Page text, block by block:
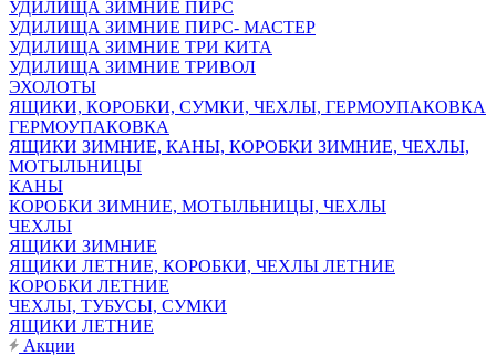
УДИЛИЩА ЗИМНИЕ ПИРС
УДИЛИЩА ЗИМНИЕ ПИРС- МАСТЕР
УДИЛИЩА ЗИМНИЕ ТРИ КИТА
УДИЛИЩА ЗИМНИЕ ТРИВОЛ
ЭХОЛОТЫ
ЯЩИКИ, КОРОБКИ, СУМКИ, ЧЕХЛЫ, ГЕРМОУПАКОВКА
ГЕРМОУПАКОВКА
ЯЩИКИ ЗИМНИЕ, КАНЫ, КОРОБКИ ЗИМНИЕ, ЧЕХЛЫ,
МОТЫЛЬНИЦЫ
КАНЫ
КОРОБКИ ЗИМНИЕ, МОТЫЛЬНИЦЫ, ЧЕХЛЫ
ЧЕХЛЫ
ЯЩИКИ ЗИМНИЕ
ЯЩИКИ ЛЕТНИЕ, КОРОБКИ, ЧЕХЛЫ ЛЕТНИЕ
КОРОБКИ ЛЕТНИЕ
ЧЕХЛЫ, ТУБУСЫ, СУМКИ
ЯЩИКИ ЛЕТНИЕ
Акции